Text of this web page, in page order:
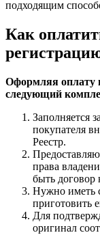
подходящим
Как
Оформляя оплату
следующий
Заполняется
покупателя
Реестр.
права
быть
Нужно иметь
приготовить
Для
оригинал